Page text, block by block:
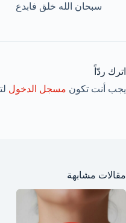
سبحان الله خلق فابدع
اترك ردّاً
يجب أنت تكون مسجل الدخول
مقالات مشابهة